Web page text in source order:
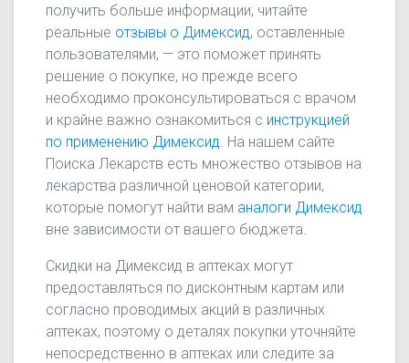
получить больше информации, читайте
реальные отзывы о Димексид, оставленные
пользователями, — это поможет принять
решение о покупке, но прежде всего
необходимо проконсультироваться с врачом
и крайне важно ознакомиться с инструкцией
по применению Димексид . На нашем сайте
Поиска Лекарств есть множество отзывов на
лекарства различной ценовой категории,
которые помогут найти вам аналоги Димексид
вне зависимости от вашего бюджета.
Скидки на Димексид в аптеках могут
предоставляться по дисконтным картам или
согласно проводимых акций в различных
аптеках, поэтому о деталях покупки уточняйте
непосредственно в аптеках или следите за